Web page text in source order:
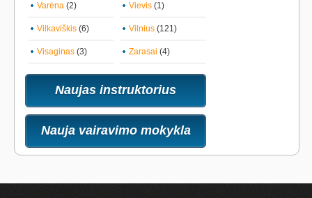
Varėna (2) Vievis (1)
Vilkaviškis (6) Vilnius (121)
Visaginas (3) Zarasai (4)
Naujas instruktorius
Nauja vairavimo mokykla